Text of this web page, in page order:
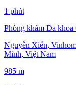
1 phút
Phòng khám Đa khoa
Nguyễn Xiển,
Minh, Việt Nam
985 m